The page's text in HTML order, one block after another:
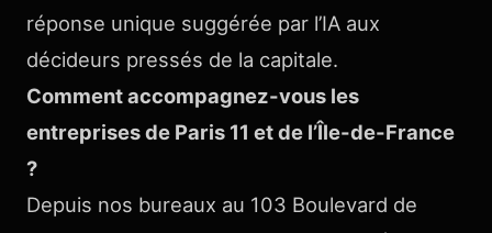
réponse unique suggérée par l’IA aux
décideurs pressés de la capitale.
Comment accompagnez-vous les
entreprises de Paris 11 et de l’Île-de-France
?
Depuis nos bureaux au 103 Boulevard de